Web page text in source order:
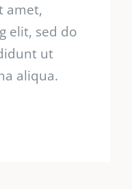
amet,
elit, sed do
ut
aliqua.